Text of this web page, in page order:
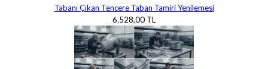
Tabanı Çıkan Tencere Taban Tamiri Yenilemesi
6.528,00 TL